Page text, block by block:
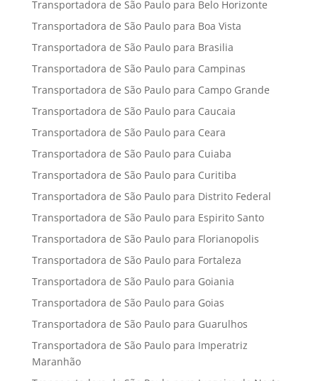
Transportadora de São Paulo para Belo Horizonte
Transportadora de São Paulo para Boa Vista
Transportadora de São Paulo para Brasilia
Transportadora de São Paulo para Campinas
Transportadora de São Paulo para Campo Grande
Transportadora de São Paulo para Caucaia
Transportadora de São Paulo para Ceara
Transportadora de São Paulo para Cuiaba
Transportadora de São Paulo para Curitiba
Transportadora de São Paulo para Distrito Federal
Transportadora de São Paulo para Espirito Santo
Transportadora de São Paulo para Florianopolis
Transportadora de São Paulo para Fortaleza
Transportadora de São Paulo para Goiania
Transportadora de São Paulo para Goias
Transportadora de São Paulo para Guarulhos
Transportadora de São Paulo para Imperatriz
Maranhão